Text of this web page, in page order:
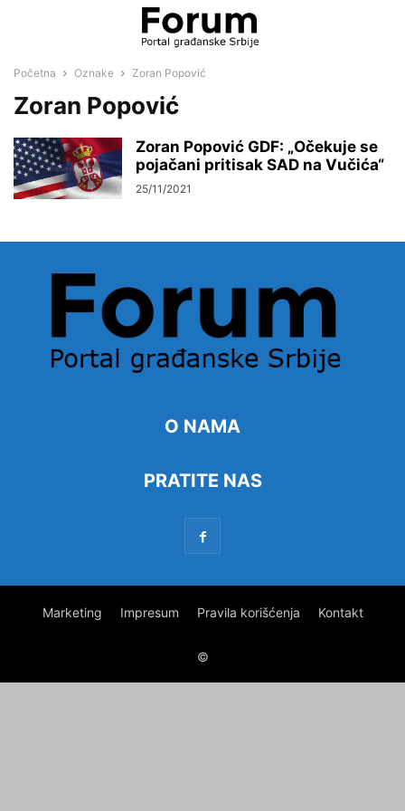
Početna Oznake Zoran Popović
Zoran Popović
Zoran Popović GDF: „Očekuje se
pojačani pritisak SAD na Vučića“
25/11/2021
O NAMA
PRATITE NAS
Marketing Impresum Pravila korišćenja Kontakt
©